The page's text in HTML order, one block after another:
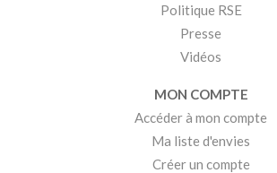
Politique RSE
Presse
Vidéos
MON COMPTE
Accéder à mon compte
Ma liste d'envies
Créer un compte